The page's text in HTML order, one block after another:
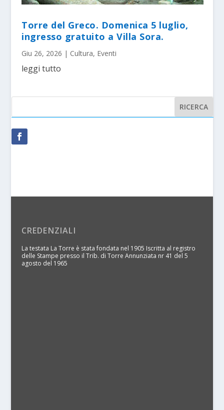
Torre del Greco. Domenica 5 luglio,
ingresso gratuito a Villa Sora.
Giu 26, 2026 | Cultura, Eventi
leggi tutto
CREDENZIALI
La testata La Torre è stata fondata nel 1905 Iscritta al registro
delle Stampe presso il Trib. di Torre Annunziata nr 41 del 5
agosto del 1965